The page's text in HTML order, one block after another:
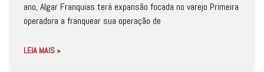
ano, Algar Franquias terá expansão focada no varejo Primeira
operadora a franquear sua operação de
LEIA MAIS »